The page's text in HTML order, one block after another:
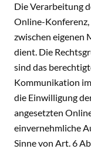
Die Verarbeitung
Online-
zwischen eigenen
dient. Die
sind das
Kommunikation
die Einwilligung
angesetzten
einvernehmliche
Sinne von Art. 6